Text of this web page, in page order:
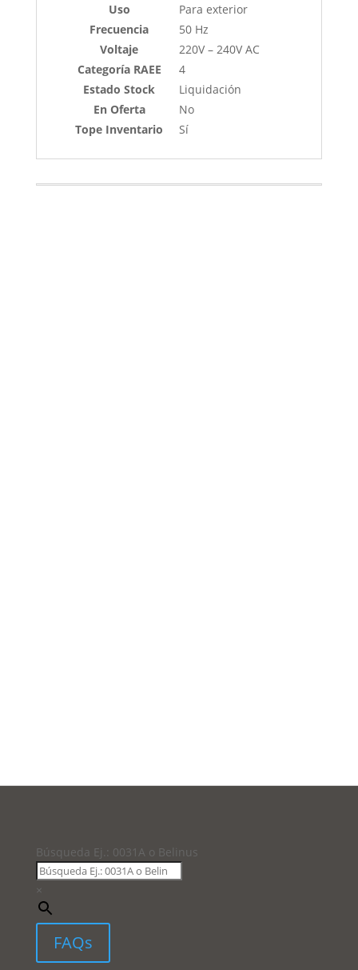
Uso
Para exterior
Frecuencia
50 Hz
Voltaje
220V – 240V AC
Categoría RAEE
4
Estado Stock
Liquidación
En Oferta
No
Tope Inventario
Sí
Búsqueda Ej.: 0031A o Belinus
×
FAQs